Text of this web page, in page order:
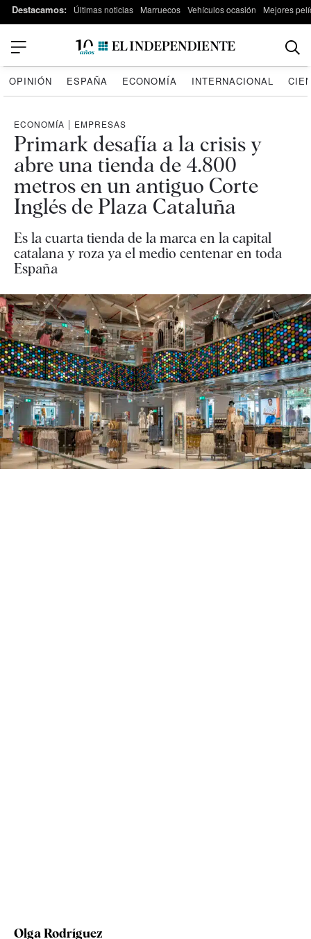
Destacamos: Últimas noticias Marruecos Vehículos ocasión Mejores
OPINIÓN ESPAÑA ECONOMÍA INTERNACIONAL
ECONOMÍA | EMPRESAS
Primark desafía a la crisis y
abre una tienda de 4.800
metros en un antiguo Corte
Inglés de Plaza Cataluña
Es la cuarta tienda de la marca en la capital
catalana y roza ya el medio centenar en toda
España
Olga Rodríguez